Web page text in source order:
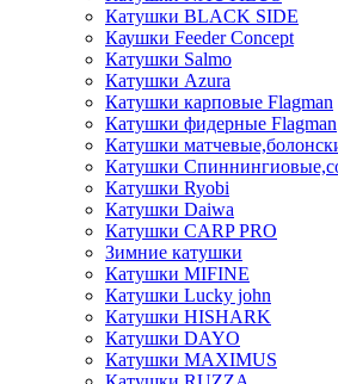
Катушки BLACK SIDE
Каушки Feeder Concept
Катушки Salmo
Катушки Azura
Катушки карповые Flagman
Катушки фидерные Flagman
Катушки
Катушки
Катушки Ryobi
Катушки Daiwa
Катушки СARP PRO
Зимние катушки
Катушки MIFINE
Катушки Lucky john
Катушки HISHARK
Катушки DAYO
Катушки MAXIMUS